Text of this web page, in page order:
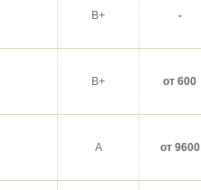
B+ -
B+ от 600
A от 9600